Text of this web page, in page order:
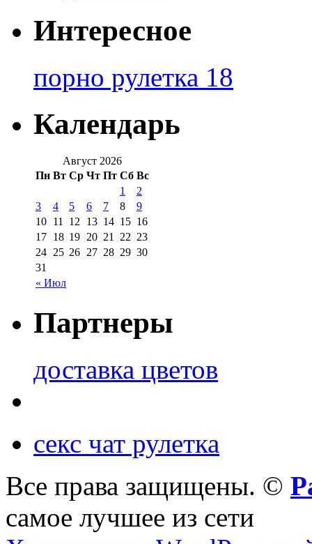
Интересное
порно рулетка 18
Календарь
Август 2026
Пн Вт Ср Чт Пт Сб Вс
« Июл
1
2
3
4 5 6 7 8
9
10 11 12 13 14 15 16
17 18 19 20 21 22 23
24 25 26 27 28 29 30
31
Партнеры
доставка цветов
секс чат рулетка
Все права защищены. ©
самое лучшее из сети